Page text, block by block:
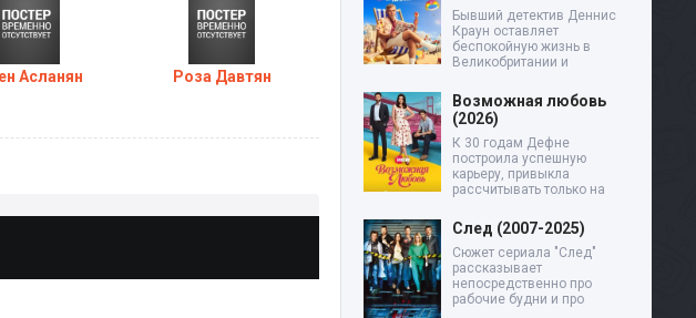
Асланян Роза Давтян
Бывший детектив Деннис
Краун оставляет
беспокойную жизнь в
Великобритании и
Возможная любовь
(2026)
К 30 годам Дефне
построила успешную
карьеру, привыкла
рассчитывать только на
След (2007-2025)
Сюжет сериала "След"
рассказывает
непосредственно про
рабочие будни и про